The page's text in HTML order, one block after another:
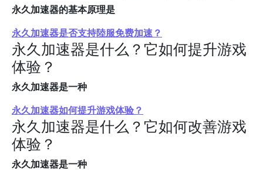
永久加速器的基本原理是
永久加速器是否支持陸服免费加速？
永久加速器是什么？它如何提升游戏
体验？
永久加速器是一种
永久加速器如何提升游戏体验？
永久加速器是什么？它如何改善游戏
体验？
永久加速器是一种